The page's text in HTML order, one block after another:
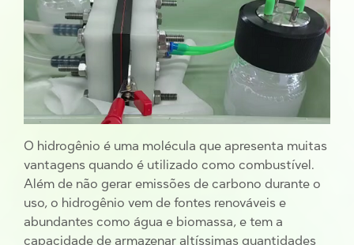
O hidrogênio é uma molécula que apresenta muitas
vantagens quando é utilizado como combustível.
Além de não gerar emissões de carbono durante o
uso, o hidrogênio vem de fontes renováveis e
abundantes como água e biomassa, e tem a
capacidade de armazenar altíssimas quantidades